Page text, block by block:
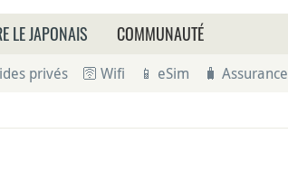
LE JAPONAIS COMMUNAUTÉ
privés 🛜 Wifi 📱 eSim 🧳 Assurance